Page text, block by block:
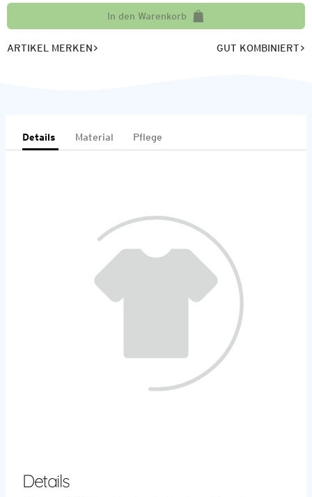
In den Warenkorb
ARTIKEL MERKEN GUT KOMBINIERT
Details Material Pflege
Details